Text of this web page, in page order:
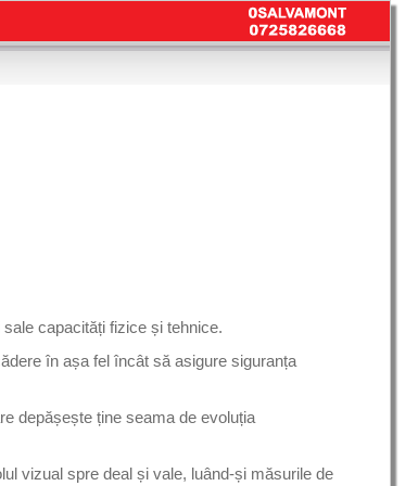
capacități fizice și tehnice.
în așa fel încât să asigure siguranța
depășește ține seama de evoluția
vizual spre deal și vale, luând-și măsurile de